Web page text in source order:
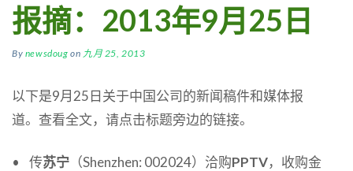
报摘：2013年9月25日
By newsdoug on 九月 25, 2013
以下是9月25日关于中国公司的新闻稿件和媒体报
道。查看全文，请点击标题旁边的链接。
• 传苏宁 （Shenzhen: 002024）洽购PPTV，收购金